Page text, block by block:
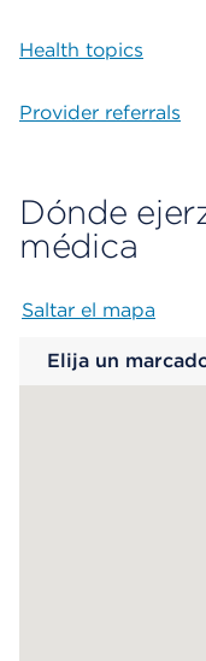
Health topics
Provider referrals
Dónde
médica
Saltar el mapa
Elija un